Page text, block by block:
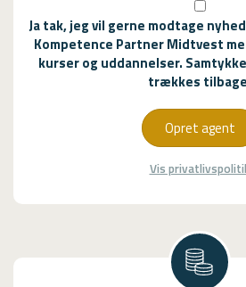
Ja tak, jeg vil gerne modtage
Kompetence Partner Midtvest
kurser og uddannelser.
trækkes
Opret agent
Vis